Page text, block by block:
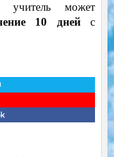
может
10 днейс